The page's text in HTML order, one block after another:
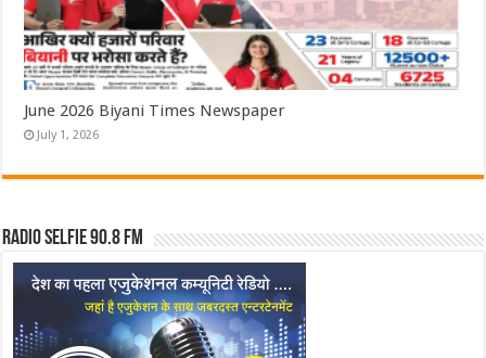
June 2026 Biyani Times Newspaper
July 1, 2026
Radio Selfie 90.8 FM